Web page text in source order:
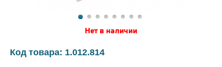
Нет в наличии
Код товара: 1.012.814